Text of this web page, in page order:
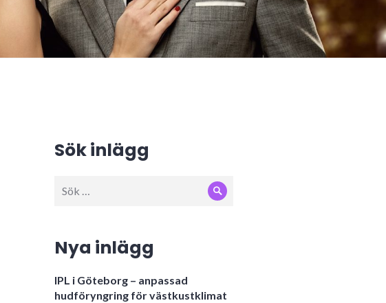
Sök inlägg
efter:
Sök
Nya inlägg
IPL i Göteborg – anpassad
hudföryngring för västkustklimat